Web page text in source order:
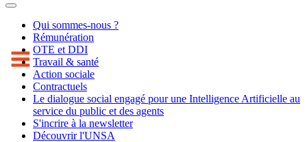
Qui sommes-nous ?
Rémunération
OTE et DDI
Travail & santé
Action sociale
Contractuels
Le dialogue social engagé pour une Intelligence Artificielle au
service du public et des agents
S'incrire à la newsletter
Découvrir l'UNSA